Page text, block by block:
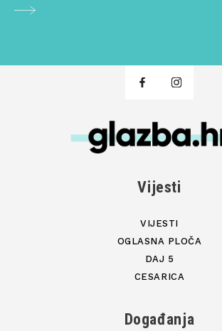
Vijesti
VIJESTI
OGLASNA PLOČA
DAJ 5
CESARICA
Događanja